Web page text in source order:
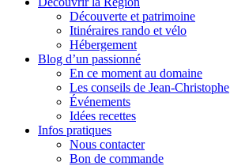
Découverte et patrimoine
Itinéraires rando et vélo
Hébergement
Blog d’un passionné
En ce moment au domaine
Les conseils de Jean-Christophe
Événements
Idées recettes
Infos pratiques
Nous contacter
Bon de commande